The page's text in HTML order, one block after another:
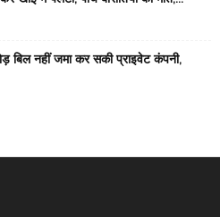
नहीं जमा कर सकी प्राइवेट कंपनी,